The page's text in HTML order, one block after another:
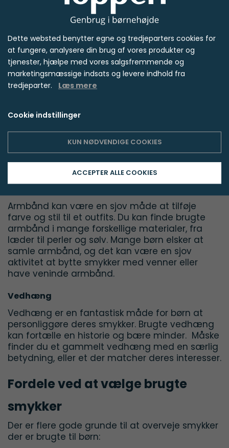
Brugte øreringe kan være en sjov tilføjelse til
ethvert outfits. Du kan finde alt fra enkle
sølvsmykker til mere dekorative designs med
farverige sten. Vintage øreringe kan også have
en unik karakter, som børn elsker.
Halskæder til børn kommer i mange stilarter.
Brugte halskæder kan være både stilfulde og
økonomiske. Det kan være alt fra enkle sølv
kæder til smykker med vedhæng, der
Armbånd kan være en sjov måde at tilføje
farve og stil til et outfits. Du kan finde brugte
armbånd i mange forskellige materialer, fra
læder til perler og sølv. Mange børn elsker at
samle armbånd, og det kan være en sjov
aktivitet at bytte smykker med venner eller
have veninde armbånd.
Vedhæng
Vedhæng er en fantastisk måde for børn at
personliggøre deres smykker. Brugte vedhæng
kan fortælle en historie og bære minder. Måske
finder du et gammelt vedhæng med en særlig
betydning, eller et der matcher deres interesser.
Fordele ved at vælge brugte
smykker
Der er flere gode grunde til at overveje smykker
der er brugte til børn:
Dette websted benytter egne og tredjeparters cookies for
at fungere, analysere din brug af vores produkter og
tjenester, hjælpe med vores salgsfremmende og
marketingsmæssige indsats og levere indhold fra
tredjeparter. Læs mere
Cookie indstillinger
KUN NØDVENDIGE COOKIES
ACCEPTER ALLE COOKIES